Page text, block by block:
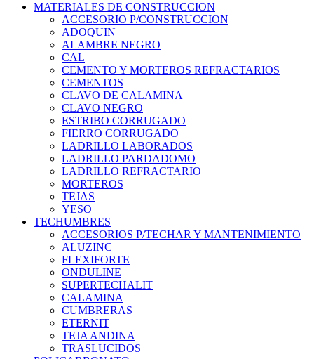
MATERIALES DE CONSTRUCCION
ACCESORIO P/CONSTRUCCION
ADOQUIN
ALAMBRE NEGRO
CAL
CEMENTO Y MORTEROS REFRACTARIOS
CEMENTOS
CLAVO DE CALAMINA
CLAVO NEGRO
ESTRIBO CORRUGADO
FIERRO CORRUGADO
LADRILLO LABORADOS
LADRILLO PARDADOMO
LADRILLO REFRACTARIO
MORTEROS
TEJAS
YESO
TECHUMBRES
ACCESORIOS P/TECHAR Y MANTENIMIENTO
ALUZINC
FLEXIFORTE
ONDULINE
SUPERTECHALIT
CALAMINA
CUMBRERAS
ETERNIT
TEJA ANDINA
TRASLUCIDOS